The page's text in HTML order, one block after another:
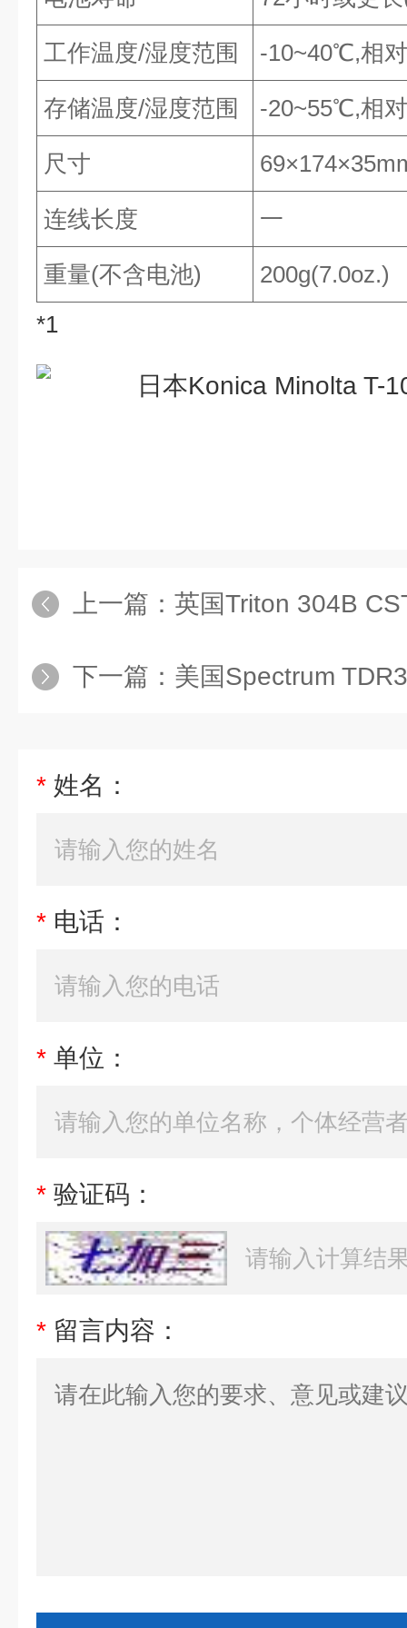
工作温度/湿度范围 -10~40℃,相
存储温度/湿度范围 -20~55℃,相
尺寸
连线长度 一
重量(不含电池)
200g(7.0oz.)
*1
上一篇： 英国Triton 304B
下一篇： 美国Spectrum
* 姓名：
* 电话：
* 单位：
* 验证码：
* 留言内容：